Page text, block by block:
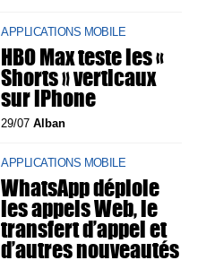
APPLICATIONS MOBILE
HBO Max teste les «
Shorts » verticaux
sur iPhone
29/07Alban
APPLICATIONS MOBILE
WhatsApp déploie
les appels Web, le
transfert d’appel et
d’autres nouveautés